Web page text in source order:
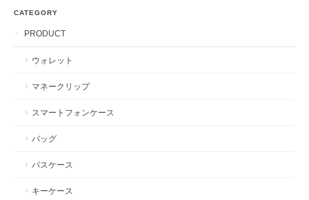
CATEGORY
PRODUCT
ウォレット
マネークリップ
スマートフォンケース
バッグ
パスケース
キーケース